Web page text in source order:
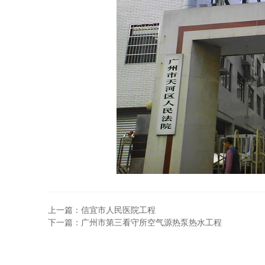
上一篇：信宜市人民医院工程
下一篇：广州市第三看守所空气源热泵热水工程